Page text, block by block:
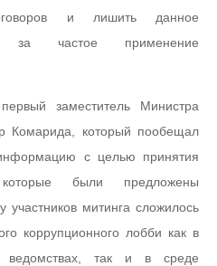
и лишить данное
за частое применение
заместитель Министра
Комарида, который пообещал
с целью принятия
были предложены
митинга сложилось
коррупционного лобби как в
ведомствах, так и в среде